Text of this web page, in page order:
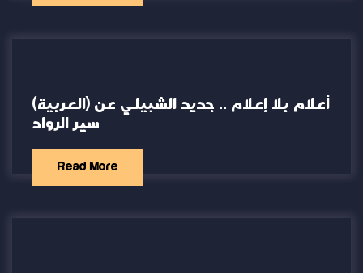
(العربية) أعلام بلا إعلام .. جديد الشبيلي عن
سير الرواد
Read More